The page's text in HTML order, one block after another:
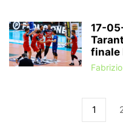
17-
finale
1